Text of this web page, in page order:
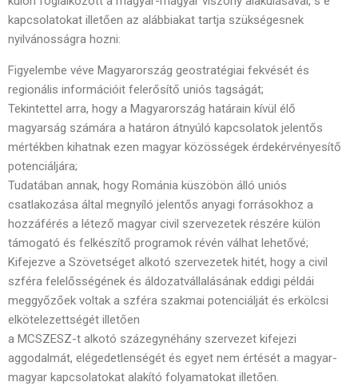
kapcsolatokat illetően az alábbiakat tartja szükségesnek
nyilvánosságra hozni:
Figyelembe véve Magyarország geostratégiai fekvését és
regionális információit felerősítő uniós tagságát;
Tekintettel arra, hogy a Magyarország határain kívül élő
magyarság számára a határon átnyúló kapcsolatok jelentős
mértékben kihatnak ezen magyar közösségek érdekérvényesítő
potenciáljára;
Tudatában annak, hogy Románia küszöbön álló uniós
csatlakozása által megnyíló jelentős anyagi forrásokhoz a
hozzáférés a létező magyar civil szervezetek részére külön
támogató és felkészítő programok révén válhat lehetővé;
Kifejezve a Szövetséget alkotó szervezetek hitét, hogy a civil
szféra felelősségének és áldozatvállalásának eddigi példái
meggyőzőek voltak a szféra szakmai potenciálját és erkölcsi
elkötelezettségét illetően
a MCSZESZ-t alkotó százegynéhány szervezet kifejezi
aggodalmát, elégedetlenségét és egyet nem értését a magyar-
magyar kapcsolatokat alakító folyamatokat illetően.